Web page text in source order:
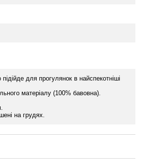
для прогулянок в найспекотніші
матеріалу (100% бавовна).
на грудях.